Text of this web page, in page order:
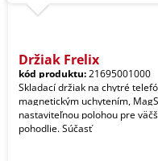
Držiak Frelix
kód produktu:21695001000
Skladací držiak na chytré
magnetickým uchytením,
nastaviteľnou polohou pre
pohodlie. Súčasť